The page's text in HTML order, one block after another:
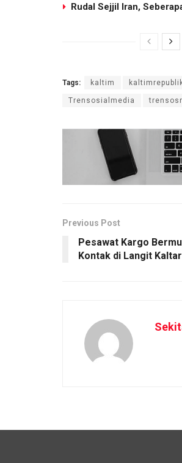
Rudal Sejjil Iran,
Tags: kaltim
Trensosialmedia
Previous Post
Pesawat Kargo
Kontak di Langit